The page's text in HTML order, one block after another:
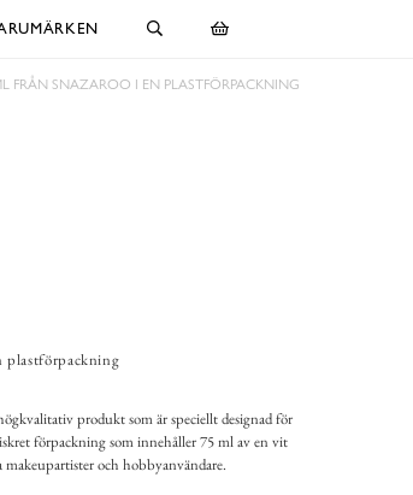
FRÅN SNAZAROO I EN PLASTFÖRPACKNING
plastförpackning
produkt som är speciellt designad för
förpackning som innehåller 75 ml av en vit
och hobbyanvändare.